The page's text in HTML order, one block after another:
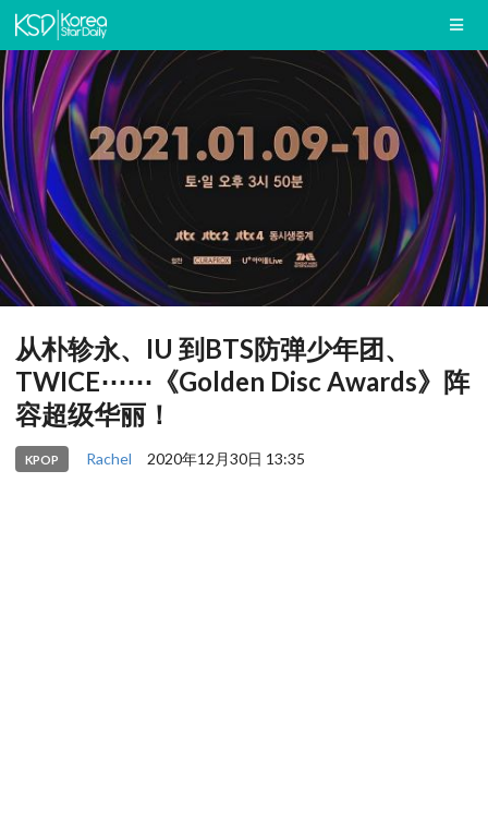
从朴轸永、IU 到BTS防弹少年团、
TWICE⋯⋯《Golden Disc Awards》阵
容超级华丽！
KPOP Rachel 2020年12月30日 13:35